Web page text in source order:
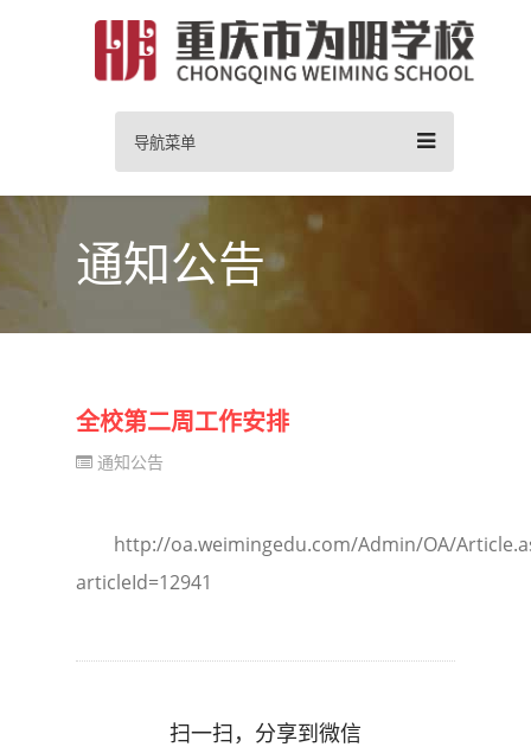
导航菜单
通知公告
全校第二周工作安排
通知公告
http://oa.weimingedu.com/Admin/OA/
articleId=12941
扫一扫，分享到微信